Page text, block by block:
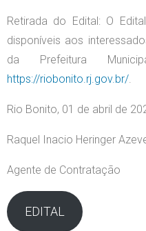
Retirada do Edital: O
disponíveis aos
da Prefeitura
https://riobonito.rj.gov.br/.
Rio Bonito, 01 de abril de
Raquel Inacio Heringer
Agente de Contratação
EDITAL